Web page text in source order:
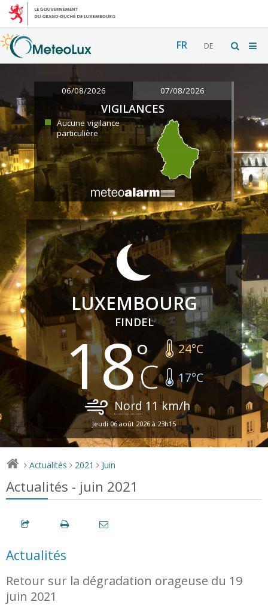
FR DE
06/08/2026 07/08/2026
VIGILANCES
Aucune vigilance
particulière
LUXEMBOURG
FINDEL
18 24°C
17°C
Nord 11km/h
Jeudi 06 août 2026 à 23h15
> Actualités > 2021 > Juin
Actualités - juin 2021
Actualités
Retour sur la dégradation orageuse du 19
juin 2021